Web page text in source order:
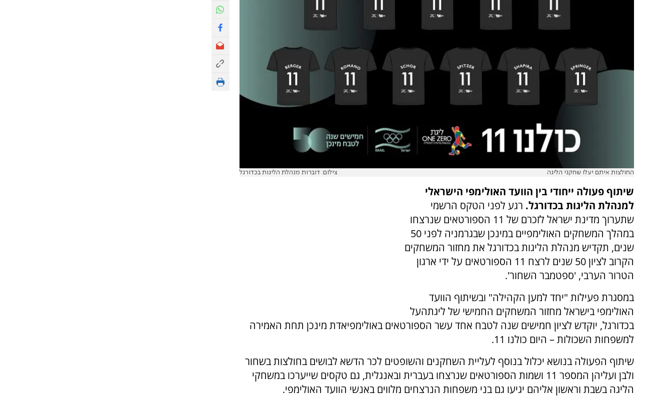
החולצות איתם יעלו שחקני הליגה צילום: דוברות מנהלת הליגות בכדורגל
שיתוף פעולה ייחודי בין הוועד האולימפי הישראלי
למנהלת הליגות בכדורגל. רגע לפני הטקס הרשמי
שתערוך מדינת ישראל לזכרם של 11 הספורטאים שנרצחו
במהלך המשחקים האולימפיים במינכן שבגרמניה לפני 50
שנים, תקדיש מנהלת הליגות בכדורגל את מחזור המשחקים
הקרוב לציון 50 שנים לרצח 11 הספורטאים על ידי ארגון
הטרור הערבי, 'ספטמבר השחור'.
במסגרת פעילות "יחד למען הקהילה" ובשיתוף הוועד
האולימפי בישראל מחזור המשחקים החמישי של ליגתהעל
בכדורגל, יוקדש לציון חמישים שנה לטבח אחד עשר הספורטאים באולימפיאדת מינכן תחת האמירה
למשפחות השכולות – היום כולנו 11.
שיתוף הפעולה בנושא יכלול בנוסף לעליית השחקנים והשופטים לכר הדשא לבושים בחולצות בשחור
ולבן ועליהן המספר 11 ושמות הספורטאים שנרצחו בעברית ובאנגלית, גם טקסים שייערכו במשחקי
הליגה בשבת וראשון אליהם יגיעו גם בני משפחות הנרצחים מלווים באנשי הוועד האולימפי.